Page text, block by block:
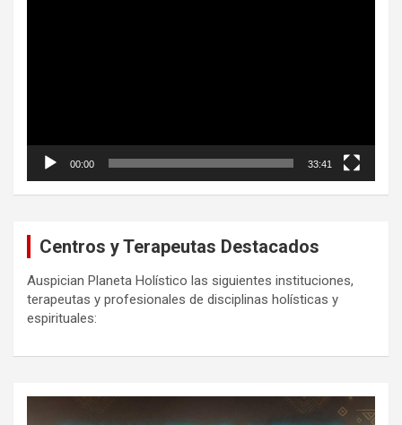
00:00 33:41
Centros y Terapeutas Destacados
Auspician Planeta Holístico las siguientes instituciones,
terapeutas y profesionales de disciplinas holísticas y
espirituales: